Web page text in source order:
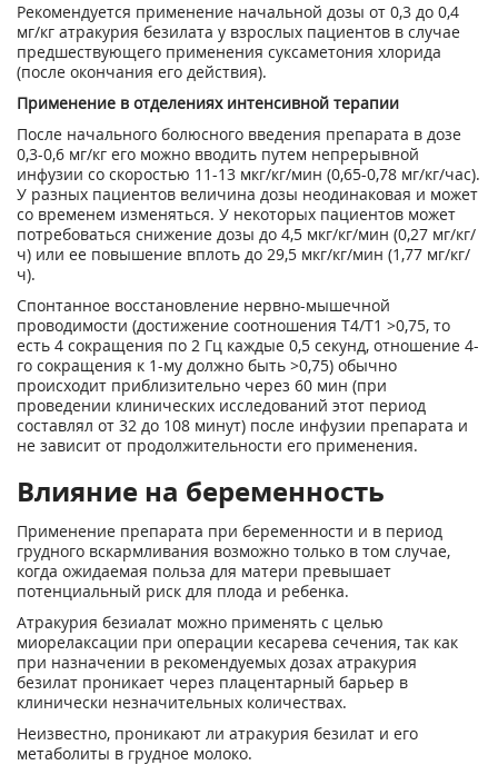
Рекомендуется применение начальной дозы от 0,3 до 0,4
мг/кг атракурия безилата у взрослых пациентов в случае
предшествующего применения суксаметония хлорида
(после окончания его действия).
Применение в отделениях интенсивной терапии
После начального болюсного введения препарата в дозе
0,3-0,6 мг/кг его можно вводить путем непрерывной
инфузии со скоростью 11-13 мкг/кг/мин (0,65-0,78 мг/кг/час).
У разных пациентов величина дозы неодинаковая и может
со временем изменяться. У некоторых пациентов может
потребоваться снижение дозы до 4,5 мкг/кг/мин (0,27 мг/кг/
ч) или ее повышение вплоть до 29,5 мкг/кг/мин (1,77 мг/кг/
ч).
Спонтанное восстановление нервно-мышечной
проводимости (достижение соотношения Т4/Т1 >0,75, то
есть 4 сокращения по 2 Гц каждые 0,5 секунд, отношение 4-
го сокращения к 1-му должно быть >0,75) обычно
происходит приблизительно через 60 мин (при
проведении клинических исследований этот период
составлял от 32 до 108 минут) после инфузии препарата и
не зависит от продолжительности его применения.
Влияние на беременность
Применение препарата при беременности и в период
грудного вскармливания возможно только в том случае,
когда ожидаемая польза для матери превышает
потенциальный риск для плода и ребенка.
Атракурия безиалат можно применять с целью
миорелаксации при операции кесарева сечения, так как
при назначении в рекомендуемых дозах атракурия
безилат проникает через плацентарный барьер в
клинически незначительных количествах.
Неизвестно, проникают ли атракурия безилат и его
метаболиты в грудное молоко.